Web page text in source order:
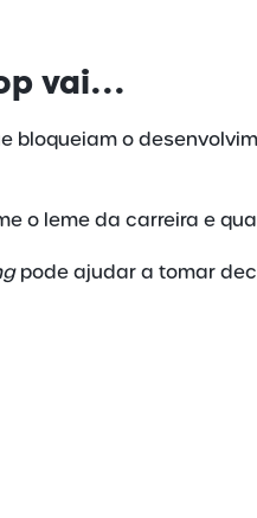
vai…
bloqueiam o
o leme da carreira e
pode ajudar a tomar